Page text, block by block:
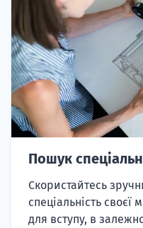
Пошук
Скористайтесь
спеціальність своєї
для вступу, в